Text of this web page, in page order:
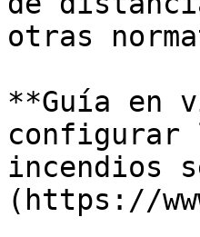
otras
**Guía en
configurar
incendios
(https://